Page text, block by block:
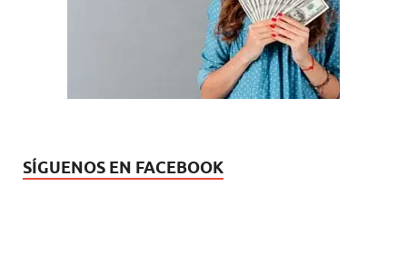
SÍGUENOS EN FACEBOOK